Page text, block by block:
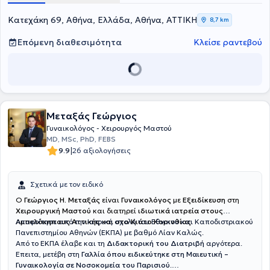
Συνεργάτης του Χειρουργικού Τμήματος της Βιοκλινικής Αθηνών.
Εξειδικεύεται στη Χειρουργική μαστού - Καρκίνος μαστού. Τέλος,
μέσα από τη συνεχή του εκπαίδευση ασχολείται και με περιστατικά
μεγάλη χειρουργική εμπειρία, καθώς έχει πραγματοποιήσει πάνω
από 4000 επεμβάσεις έως σήμερα, με απόλυτη επιτυχία. Τέλος, ο
Κατεχάκη 69, Αθήνα, Ελλάδα, Αθήνα, ΑΤΤΙΚΗ 8,7 km
Επόμενη διαθεσιμότητα Κλείσε ραντεβού
Μεταξάς Γεώργιος
Γυναικολόγος - Χειρουργός Μαστού
MD, MSc, PhD, FEBS
9.9|26 αξιολογήσεις
Σχετικά με τον ειδικό
O Γεώργιος Η. Μεταξάς είναι Γυναικολόγος με Εξειδίκευση στη
Χειρουργική Μαστού και διατηρεί ιδιωτικά ιατρεία στους
Αμπελόκηπους Αττικής και στο Κιάτο Κορινθίας.
Αποφοίτησε από την Ιατρική σχολή του Εθνικού και Καποδιστριακού
Πανεπιστημίου Αθηνών (ΕΚΠΑ) με βαθμό Λίαν Καλώς.
Από το ΕΚΠΑ έλαβε και τη Διδακτορική του Διατριβή αργότερα.
Έπειτα, μετέβη στη Γαλλία όπου ειδικεύτηκε στη Μαιευτική –
Γυναικολογία σε Νοσοκομεία του Παρισιού.